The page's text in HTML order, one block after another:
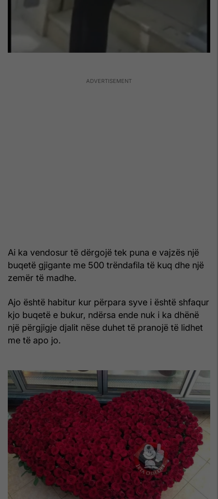
Ai ka vendosur të dërgojë tek puna e vajzës një
buqetë gjigante me 500 trëndafila të kuq dhe një
zemër të madhe.
Ajo është habitur kur përpara syve i është shfaqur
kjo buqetë e bukur, ndërsa ende nuk i ka dhënë
një përgjigje djalit nëse duhet të pranojë të lidhet
me të apo jo.